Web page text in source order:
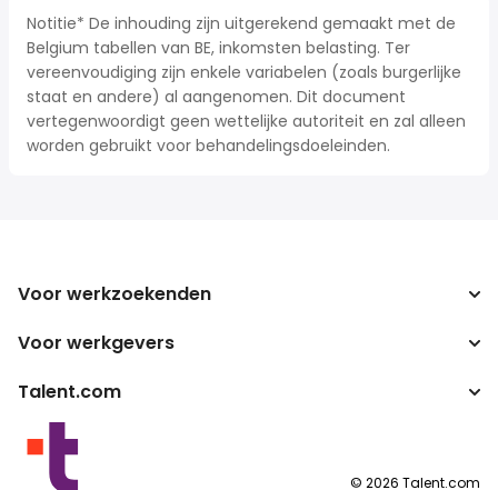
Notitie* De inhouding zijn uitgerekend gemaakt met de
Belgium tabellen van BE, inkomsten belasting. Ter
vereenvoudiging zijn enkele variabelen (zoals burgerlijke
staat en andere) al aangenomen. Dit document
vertegenwoordigt geen wettelijke autoriteit en zal alleen
worden gebruikt voor behandelingsdoeleinden.
Voor werkzoekenden
Jobs zoeken
Salarisomzetter
Voor werkgevers
Onderneming
Publisher programma's
Talent.com
Meer landen
Servicevoorwaarden
© 2026 Talent.com